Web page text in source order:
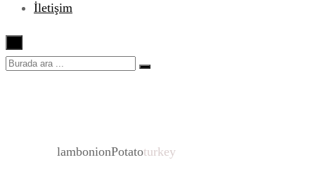
İletişim
lambonionPotatoturkey